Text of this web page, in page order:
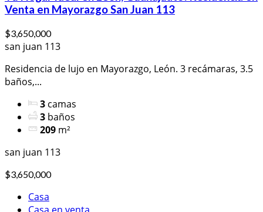
Venta en Mayorazgo San Juan 113
$3,650,000
san juan 113
Residencia de lujo en Mayorazgo, León. 3 recámaras, 3.5
baños,...
3 camas
3 baños
209 m²
san juan 113
$3,650,000
Casa